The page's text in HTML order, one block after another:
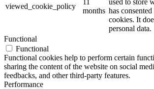
viewed_cookie_policy
months has
cookies. It
personal data.
Functional
Functional
Functional cookies help to perform certain
sharing the content of the website on social
feedbacks, and other third-party features.
Performance